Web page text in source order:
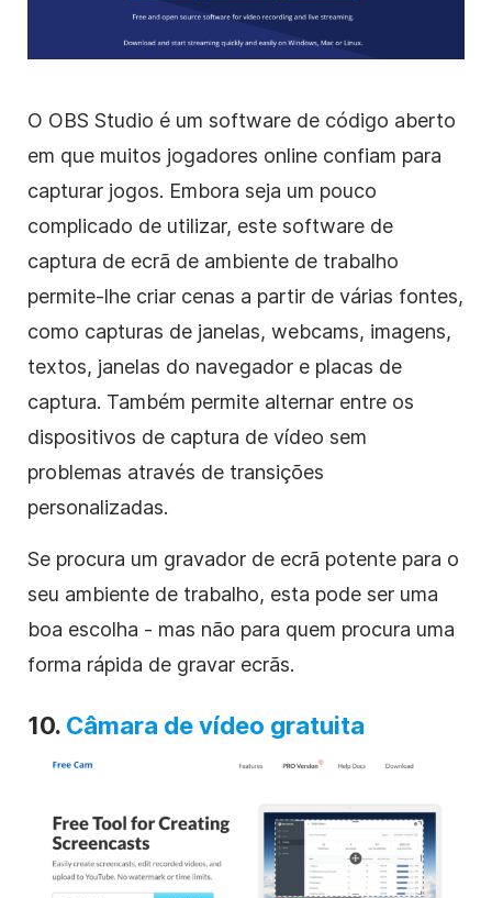
O OBS Studio é um software de código aberto
em que muitos jogadores online confiam para
capturar jogos. Embora seja um pouco
complicado de utilizar, este software de
captura de ecrã de ambiente de trabalho
permite-lhe criar cenas a partir de várias fontes,
como capturas de janelas, webcams, imagens,
textos, janelas do navegador e placas de
captura. Também permite alternar entre os
dispositivos de captura de vídeo sem
problemas através de transições
personalizadas.
Se procura um gravador de ecrã potente para o
seu ambiente de trabalho, esta pode ser uma
boa escolha - mas não para quem procura uma
forma rápida de gravar ecrãs.
10. Câmara de vídeo gratuita